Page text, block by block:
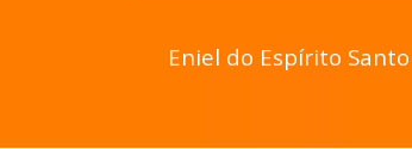
Eniel do Espírito Santo